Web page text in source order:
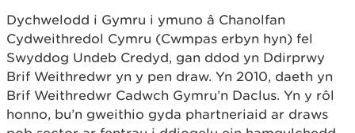
Dychwelodd i Gymru i ymuno â Chanolfan
Cydweithredol Cymru (Cwmpas erbyn hyn) fel
Swyddog Undeb Credyd, gan ddod yn Ddirprwy
Brif Weithredwr yn y pen draw. Yn 2010, daeth yn
Brif Weithredwr Cadwch Gymru’n Daclus. Yn y rôl
honno, bu’n gweithio gyda phartneriaid ar draws